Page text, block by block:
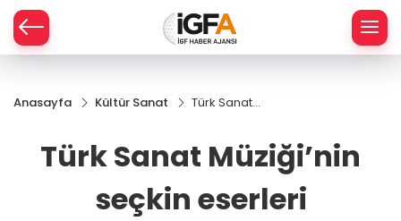
Anasayfa Kültür Sanat
Türk Sanat
Osmangazi’de
Türk Sanat Müziği’nin
seçkin eserleri